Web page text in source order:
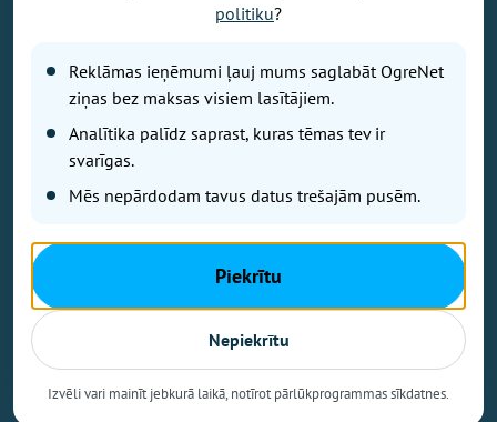
Jums aktuālu tēmu? Varbūt Jums vajadzīgs padoms? Rakstiet uz
Izdevējs: SIA "Ogres Balss".
Juridiskā adrese: Lāčplēša iela 24
Ētikas kodeks
Autortiesības
Kontakti
Reklāma
Autortiesības © Ogrenet 2026.
Visas tiesības aizsargātas.
politiku?
Reklāmas ieņēmumi ļauj mums saglabāt OgreNet
ziņas bez maksas visiem lasītājiem.
Analītika palīdz saprast, kuras tēmas tev ir
svarīgas.
Mēs nepārdodam tavus datus trešajām pusēm.
Piekrītu
Nepiekrītu
Izvēli vari mainīt jebkurā laikā, notīrot pārlūkprogrammas sīkdatnes.